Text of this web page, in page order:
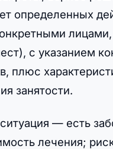
определенных
лицами,
с указанием
плюс
занятости.
ситуация — есть
лечения;